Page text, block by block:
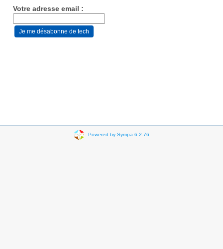
Votre adresse email :
Powered by Sympa 6.2.76